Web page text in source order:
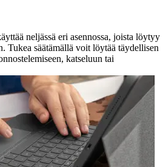
neljässä eri asennossa, joista löytyy
Tukea säätämällä voit löytää täydellisen
katseluun tai